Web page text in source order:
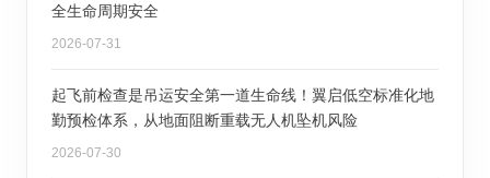
全生命周期安全
2026-07-31
起飞前检查是吊运安全第一道生命线！翼启低空标准化地
勤预检体系，从地面阻断重载无人机坠机风险
2026-07-30